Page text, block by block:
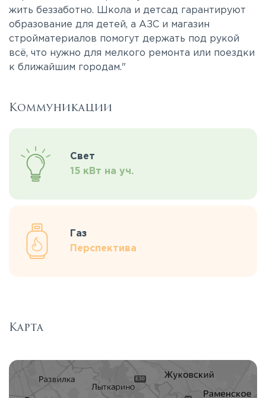
жить беззаботно. Школа и детсад гарантируют
образование для детей, а АЗС и магазин
стройматериалов помогут держать под рукой
всё, что нужно для мелкого ремонта или поездки
к ближайшим городам."
Коммуникации
Свет
15 кВт на уч.
Газ
Перспектива
Карта